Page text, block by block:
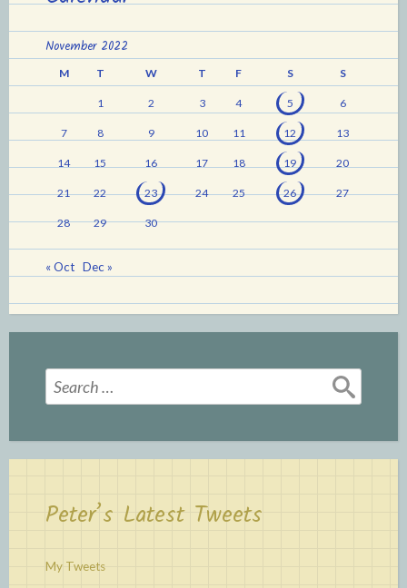
November 2022
M T W T F S S
1 2 3 4 5 6
7 8 9 10 11 12 13
14 15 16 17 18 19 20
21 22 23 24 25 26 27
28 29 30
« Oct Dec »
Search
for:
Peter’s Latest Tweets
My Tweets